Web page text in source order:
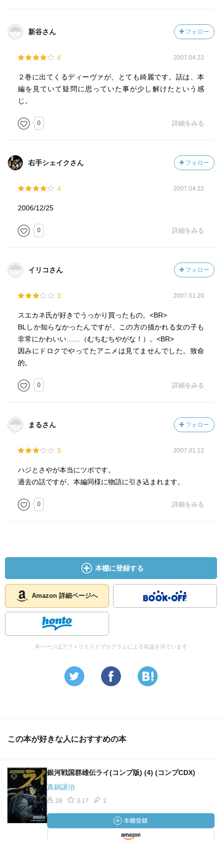
新谷さん フォロー
4 2007.04.22
２巻に出てくるディーヴァが、とても綺麗です。話は、本
編を見ていて疑問に思っていた事が少し解けたという感
じ。
0 詳細をみる
右手シェイクさん フォロー
4 2007.04.22
2006/12/25
0 詳細をみる
イリコさん フォロー
3 2007.01.20
スエカネ氏が好きでうっかり買ったもの。<BR>
BLしか知らなかったんですが、この方の描かれる女の子も
非常にかわいい……（むちむちやがな！）。<BR>
因みにドロクでやってたアニメは見てませんでした。致命
的。
0 詳細をみる
まるさん フォロー
3 2007.01.12
ハジとさやが本当にツボです。
過去の話ですが、本編同様に物語に引き込まれます。
0 詳細をみる
本棚に登録する
Amazon 詳細ページへ
本ページはアフィリエイトプログラムによる収益を得ています
この本が好きな人におすすめの本
銀河戦国群雄伝ライ(コンプ版) (4) (コンプCDX)
真鍋譲治
28 3.17 2